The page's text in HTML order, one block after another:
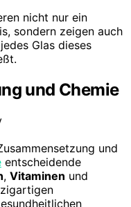
nicht nur ein
sondern zeigen auch
Glas dieses
und Chemie
und
entscheidende
, Vitaminen und